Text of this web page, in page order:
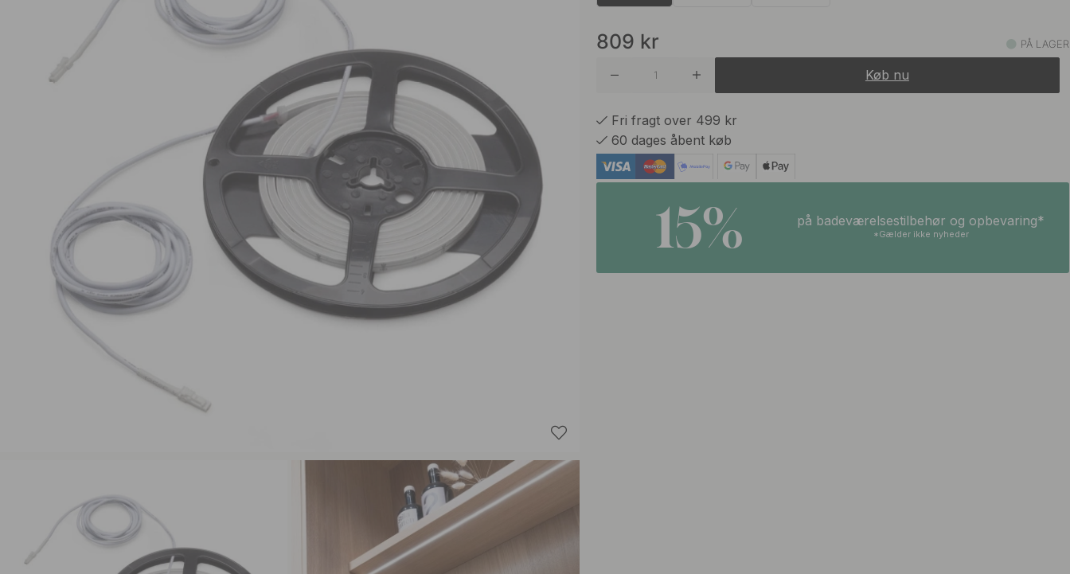
809 kr PÅ LAGER
Køb nu
Fri fragt over 499 kr
60 dages åbent køb
15% på badeværelsestilbehør og opbevaring*
*Gælder ikke nyheder